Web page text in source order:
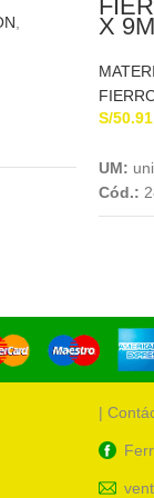
X
S/50.91
UM:
Cód.:
|